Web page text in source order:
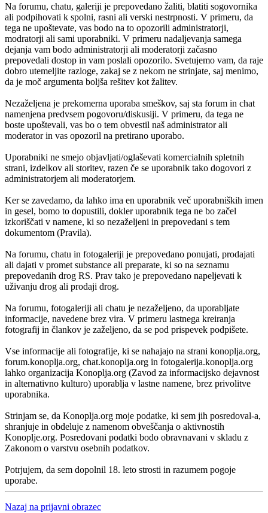
Na forumu, chatu, galeriji je prepovedano žaliti, blatiti sogovornika
ali podpihovati k spolni, rasni ali verski nestrpnosti. V primeru, da
tega ne upoštevate, vas bodo na to opozorili administratorji,
modratorji ali sami uporabniki. V primeru nadaljevanja samega
dejanja vam bodo administratorji ali moderatorji začasno
prepovedali dostop in vam poslali opozorilo. Svetujemo vam, da raje
dobro utemeljite razloge, zakaj se z nekom ne strinjate, saj menimo,
da je moč argumenta boljša rešitev kot žalitev.
Nezaželjena je prekomerna uporaba smeškov, saj sta forum in chat
namenjena predvsem pogovoru/diskusiji. V primeru, da tega ne
boste upoštevali, vas bo o tem obvestil naš administrator ali
moderator in vas opozoril na pretirano uporabo.
Uporabniki ne smejo objavljati/oglaševati komercialnih spletnih
strani, izdelkov ali storitev, razen če se uporabnik tako dogovori z
administratorjem ali moderatorjem.
Ker se zavedamo, da lahko ima en uporabnik več uporabniških imen
in gesel, bomo to dopustili, dokler uporabnik tega ne bo začel
izkoriščati v namene, ki so nezaželjeni in prepovedani s tem
dokumentom (Pravila).
Na forumu, chatu in fotogaleriji je prepovedano ponujati, prodajati
ali dajati v promet substance ali preparate, ki so na seznamu
prepovedanih drog RS. Prav tako je prepovedano napeljevati k
uživanju drog ali prodaji drog.
Na forumu, fotogaleriji ali chatu je nezaželjeno, da uporabljate
informacije, navedene brez vira. V primeru lastnega kreiranja
fotografij in člankov je zaželjeno, da se pod prispevek podpišete.
Vse informacije ali fotografije, ki se nahajajo na strani konoplja.org,
forum.konoplja.org, chat.konoplja.org in fotogalerija.konoplja.org
lahko organizacija Konoplja.org (Zavod za informacijsko dejavnost
in alternativno kulturo) uporablja v lastne namene, brez privolitve
uporabnika.
Strinjam se, da Konoplja.org moje podatke, ki sem jih posredoval-a,
shranjuje in obdeluje z namenom obveščanja o aktivnostih
Konoplje.org. Posredovani podatki bodo obravnavani v skladu z
Zakonom o varstvu osebnih podatkov.
Potrjujem, da sem dopolnil 18. leto strosti in razumem pogoje
uporabe.
Nazaj na prijavni obrazec